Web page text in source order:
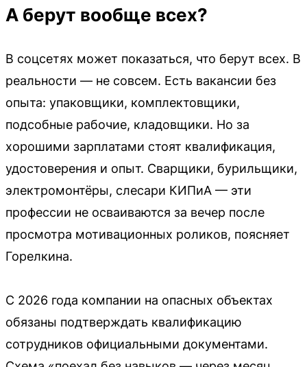
А берут вообще всех?
В соцсетях может показаться, что берут всех. В
реальности — не совсем. Есть вакансии без
опыта: упаковщики, комплектовщики,
подсобные рабочие, кладовщики. Но за
хорошими зарплатами стоят квалификация,
удостоверения и опыт. Сварщики, бурильщики,
электромонтёры, слесари КИПиА — эти
профессии не осваиваются за вечер после
просмотра мотивационных роликов, поясняет
Горелкина.
С 2026 года компании на опасных объектах
обязаны подтверждать квалификацию
сотрудников официальными документами.